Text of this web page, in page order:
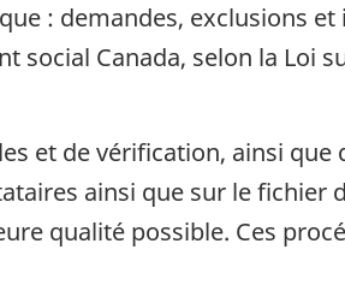
: demandes, exclusions
social Canada, selon la Loi
et de vérification, ainsi
ainsi que sur le fichier
qualité possible. Ces